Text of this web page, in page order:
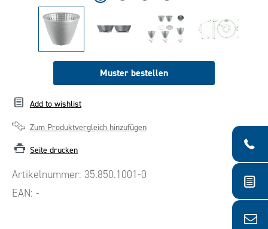
Muster bestellen
Add to wishlist
Zum Produktvergleich hinzufügen
Seite drucken
Artikelnummer: 35.850.1001-0
EAN: -